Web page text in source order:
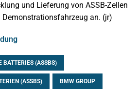
und Lieferung von ASSB-Zellen
an. (jr)
BATTERIES (ASSBS)
(ASSBS) BMW GROUP